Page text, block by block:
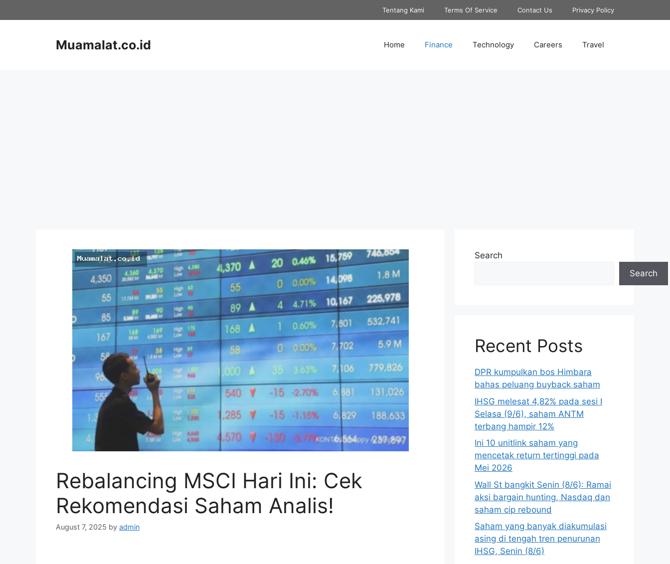
to
Tentang Kami Terms Of Service Contact Us Privacy Policy
Muamalat.co.id Home Finance Technology Careers Travel
Rebalancing MSCI Hari Ini: Cek
Rekomendasi Saham Analis!
August 7, 2025 by admin
Search
Search
Recent Posts
DPR kumpulkan bos Himbara
bahas peluang buyback saham
IHSG melesat 4,82% pada sesi I
Selasa (9/6), saham ANTM
terbang hampir 12%
Ini 10 unitlink saham yang
mencetak return tertinggi pada
Mei 2026
Wall St bangkit Senin (8/6): Ramai
aksi bargain hunting, Nasdaq dan
saham cip rebound
Saham yang banyak diakumulasi
asing di tengah tren penurunan
IHSG, Senin (8/6)